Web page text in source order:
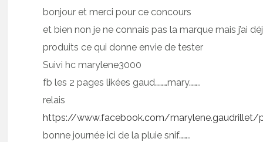
bonjour et merci pour ce concours
et bien non je ne connais pas la marque mais j’ai
produits ce qui donne envie de tester
Suivi hc marylene3000
fb les 2 pages likées gaud………mary……..
relais
https://www.facebook.com/marylene.gaudrillet/
bonne journée ici de la pluie snif……..